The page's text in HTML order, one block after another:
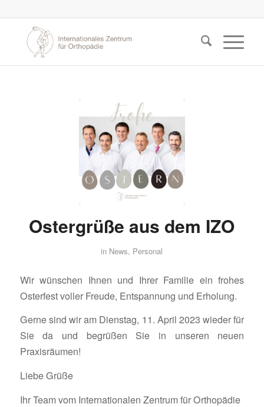
Ostergrüße aus dem IZO
in News, Personal
Wir wünschen Ihnen und Ihrer Familie ein frohes
Osterfest voller Freude, Entspannung und Erholung.
Gerne sind wir am Dienstag, 11. April 2023 wieder für
Sie da und begrüßen Sie in unseren neuen
Praxisräumen!
Liebe Grüße
Ihr Team vom Internationalen Zentrum für Orthopädie